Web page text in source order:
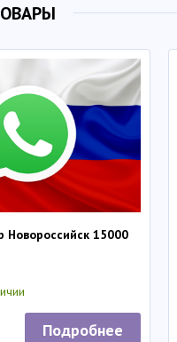
Новороссийск 15000
Подробнее